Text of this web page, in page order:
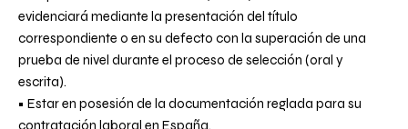
evidenciará mediante la presentación del título
correspondiente o en su defecto con la superación de una
prueba de nivel durante el proceso de selección (oral y
escrita).
• Estar en posesión de la documentación reglada para su
contratación laboral en España.